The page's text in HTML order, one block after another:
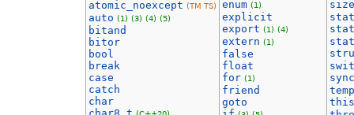
atomic_noexcept (TM TS)
auto (1) (3) (4) (5)
bitand
bitor
bool
break
case
catch
char
enum (1)
explicit
export (1) (4)
extern (1)
false
float
for (1)
friend
goto
this